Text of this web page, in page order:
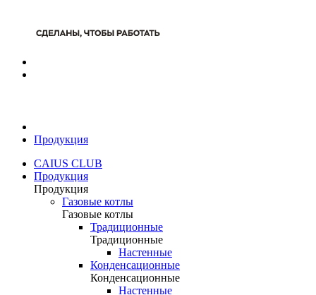
Продукция
CAIUS CLUB
Продукция
Продукция
Газовые котлы
Газовые котлы
Традиционные
Традиционные
Настенные
Конденсационные
Конденсационные
Настенные